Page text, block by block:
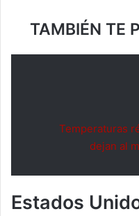
TAMBIÉN TE
Temperaturas
dejan al
Estados